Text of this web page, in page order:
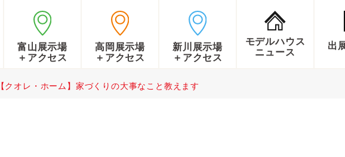
富山展示場
＋アクセス
高岡展示場
＋アクセス
新川展示場
＋アクセス
モデルハウス
ニュース
出
【クオレ・ホーム】家づくりの大事なこと教えます